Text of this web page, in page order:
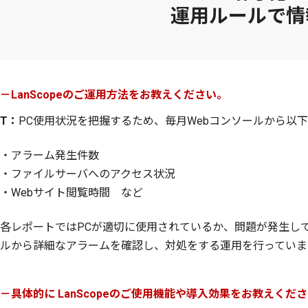
運用ルールで
－LanScopeのご運用方法をお教えください。
T： PC使用状況を把握するため、毎月Webコンソールから以
・アラーム発生件数
・ファイルサーバへのアクセス状況
・Webサイト閲覧時間 など
各レポートではPCが適切に使用されているか、問題が発生
ルから詳細なアラームを確認し、対処をする運用を行ってい
－具体的に LanScopeのご使用機能や導入効果をお教えくだ